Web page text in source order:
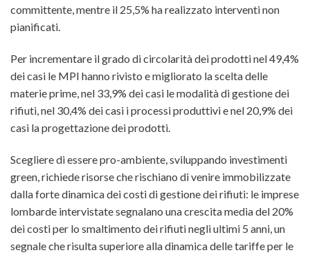
committente, mentre il 25,5% ha realizzato interventi non
pianificati.
Per incrementare il grado di circolarità dei prodotti nel 49,4%
dei casi le MPI hanno rivisto e migliorato la scelta delle
materie prime, nel 33,9% dei casi le modalità di gestione dei
rifiuti, nel 30,4% dei casi i processi produttivi e nel 20,9% dei
casi la progettazione dei prodotti.
Scegliere di essere pro-ambiente, sviluppando investimenti
green, richiede risorse che rischiano di venire immobilizzate
dalla forte dinamica dei costi di gestione dei rifiuti: le imprese
lombarde intervistate segnalano una crescita media del 20%
dei costi per lo smaltimento dei rifiuti negli ultimi 5 anni, un
segnale che risulta superiore alla dinamica delle tariffe per le